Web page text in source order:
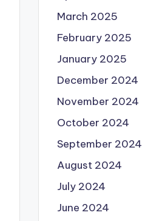
March 2025
February 2025
January 2025
December 2024
November 2024
October 2024
September 2024
August 2024
July 2024
June 2024